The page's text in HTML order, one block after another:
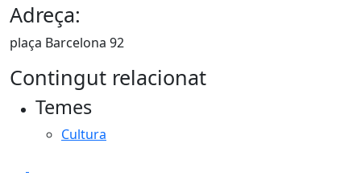
Adreça:
plaça Barcelona 92
Contingut relacionat
Temes
Cultura